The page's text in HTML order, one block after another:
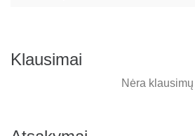
Klausimai
Nėra klausimų